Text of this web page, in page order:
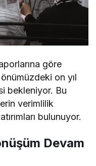
göre
on yıl
bekleniyor. Bu
verimlilik
bulunuyor.
Devam